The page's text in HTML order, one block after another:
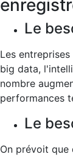
Le
Les
big data,
nombre
performances
Le
On prévoit que